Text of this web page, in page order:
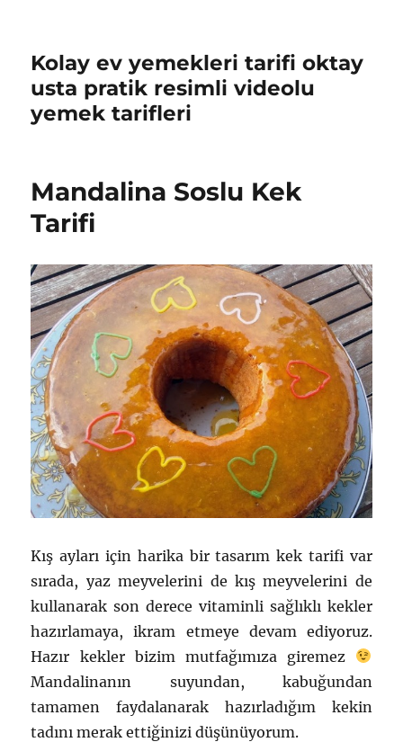
Kolay ev yemekleri tarifi oktay
usta pratik resimli videolu
yemek tarifleri
Mandalina Soslu Kek
Tarifi
Kış ayları için harika bir tasarım kek tarifi var
sırada, yaz meyvelerini de kış meyvelerini de
kullanarak son derece vitaminli sağlıklı kekler
hazırlamaya, ikram etmeye devam ediyoruz.
Hazır kekler bizim mutfağımıza giremez
Mandalinanın suyundan, kabuğundan
tamamen faydalanarak hazırladığım kekin
tadını merak ettiğinizi düşünüyorum.